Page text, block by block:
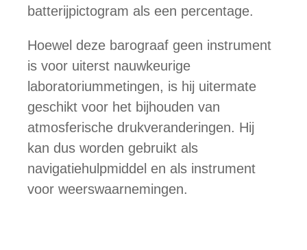
batterijpictogram als een percentage.
Hoewel deze barograaf geen instrument
is voor uiterst nauwkeurige
laboratoriummetingen, is hij uitermate
geschikt voor het bijhouden van
atmosferische drukveranderingen. Hij
kan dus worden gebruikt als
navigatiehulpmiddel en als instrument
voor weerswaarnemingen.